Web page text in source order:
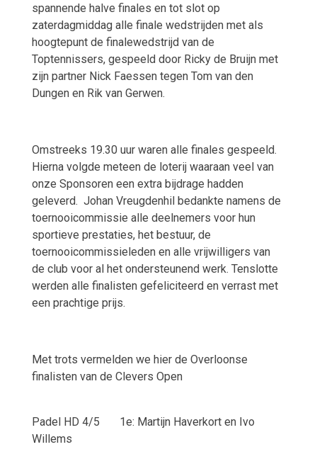
spannende halve finales en tot slot op
zaterdagmiddag alle finale wedstrijden met als
hoogtepunt de finalewedstrijd van de
Toptennissers, gespeeld door Ricky de Bruijn met
zijn partner Nick Faessen tegen Tom van den
Dungen en Rik van Gerwen.
Omstreeks 19.30 uur waren alle finales gespeeld.
Hierna volgde meteen de loterij waaraan veel van
onze Sponsoren een extra bijdrage hadden
geleverd. Johan Vreugdenhil bedankte namens de
toernooicommissie alle deelnemers voor hun
sportieve prestaties, het bestuur, de
toernooicommissieleden en alle vrijwilligers van
de club voor al het ondersteunend werk. Tenslotte
werden alle finalisten gefeliciteerd en verrast met
een prachtige prijs.
Met trots vermelden we hier de Overloonse
finalisten van de Clevers Open
Padel HD 4/5
1e: Martijn Haverkort en Ivo
Willems